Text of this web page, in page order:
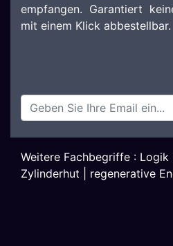
empfangen. Garantiert
mit einem Klick abbestellbar.
Weitere Fachbegriffe : Logik
Zylinderhut
regenerative